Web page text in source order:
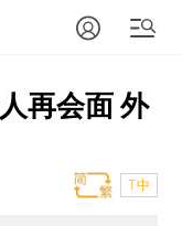
再会面 外
T中